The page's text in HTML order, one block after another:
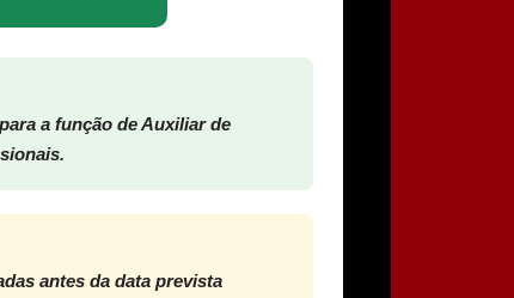
a função de Auxiliar de
antes da data prevista